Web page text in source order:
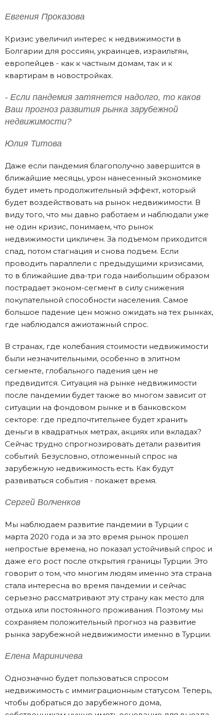
Евгения Проказова
Кризис увеличил интерес к недвижимости в
Болгарии для россиян, украинцев, израильтян,
европейцев - как к частным домам, так и к
квартирам в новостройках.
- Если пандемия затянется надолго, то каков
Ваш прогноз развития рынка зарубежной
недвижимости?
Юлия Титова
Даже если пандемия благополучно завершится в
ближайшие месяцы, урон нанесенный экономике
будет иметь продолжительный эффект, который
будет воздействовать на рынок недвижимости. В
виду того, что мы давно работаем и наблюдали уже
не один кризис, понимаем, что рынок
недвижимости цикличен. За подъемом приходится
спад, потом стагнация и снова подъем. Если
проводить параллели с предыдущими кризисами,
то в ближайшие два-три года наибольшим образом
пострадает эконом-сегмент в силу снижения
покупательной способности населения. Самое
большое падение цен можно ожидать на тех рынках,
где наблюдался ажиотажный спрос.
В странах, где колебания стоимости недвижимости
были незначительными, особенно в элитном
сегменте, глобального падения цен не
предвидится. Ситуация на рынке недвижимости
после пандемии будет также во многом зависит от
ситуации на фондовом рынке и в банковском
секторе: где предпочтительнее будет хранить
деньги в квадратных метрах, акциях или вкладах?
Сейчас трудно спрогнозировать детали развития
событий. Безусловно, отложенный спрос на
зарубежную недвижимость есть. Как будут
развиваться события - покажет время.
Сергей Волченков
Мы наблюдаем развитие пандемии в Турции с
марта 2020 года и за это время рынок прошел
непростые времена, но показал устойчивый спрос и
даже его рост после открытия границы Турции. Это
говорит о том, что многим людям именно эта страна
стала интересна во время пандемии и сейчас
серьезно рассматривают эту страну как место для
отдыха или постоянного проживания. Поэтому мы
сохраняем положительный прогноз на развитие
рынка зарубежной недвижимости именно в Турции.
Елена Мариничева
Однозначно будет пользоваться спросом
недвижимость с иммиграционным статусом. Теперь,
чтобы добраться до зарубежного дома,